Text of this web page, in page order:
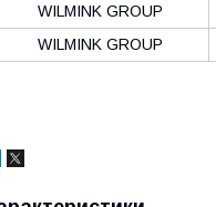
WILMINK GROUP
WILMINK GROUP